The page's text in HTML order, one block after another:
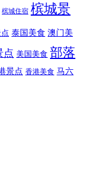
槟城住宿 槟城景
泰国美食 澳门美
点 美国美食 部落
景点 香港美食 马六